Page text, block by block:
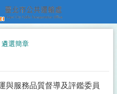
遴選簡章
與服務品質督導及評鑑委員